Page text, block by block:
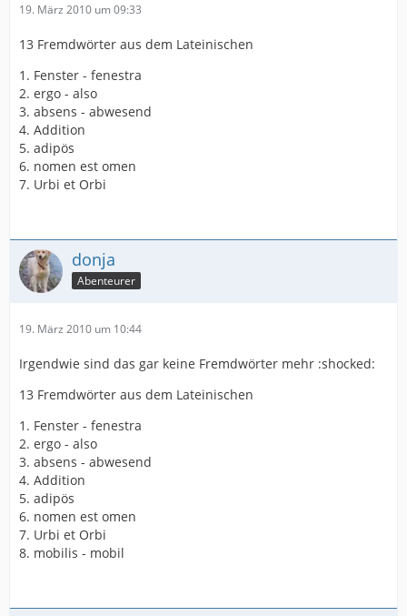
19. März 2010 um 09:33
13 Fremdwörter aus dem Lateinischen
1. Fenster - fenestra
2. ergo - also
3. absens - abwesend
4. Addition
5. adipös
6. nomen est omen
7. Urbi et Orbi
donja
Abenteurer
19. März 2010 um 10:44
Irgendwie sind das gar keine Fremdwörter mehr :shocked:
13 Fremdwörter aus dem Lateinischen
1. Fenster - fenestra
2. ergo - also
3. absens - abwesend
4. Addition
5. adipös
6. nomen est omen
7. Urbi et Orbi
8. mobilis - mobil